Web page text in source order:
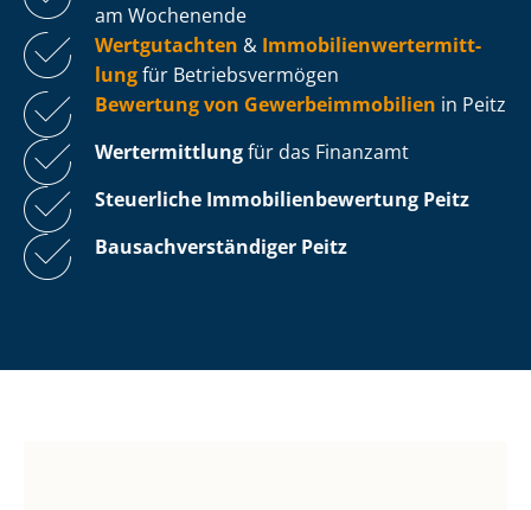
am Wochenende
Wertgutachten & Im­mo­bi­li­en­wert­ermitt­
lungfür Be­triebs­ver­mö­gen
Bewertung von Ge­wer­be­im­mo­bi­li­en in Peitz
Wertermittlungfür das Finanzamt
Steuerliche Im­mo­bi­li­en­be­wer­tung Peitz
Bau­sach­ver­stän­di­ger Peitz